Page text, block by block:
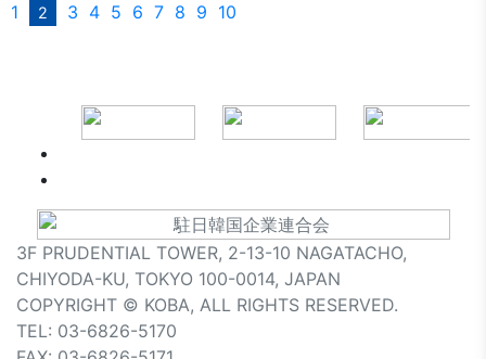
1 2 3 4 5 6 7 8 9 10
3F PRUDENTIAL TOWER, 2-13-10 NAGATACHO,
CHIYODA-KU, TOKYO 100-0014, JAPAN
COPYRIGHT © KOBA, ALL RIGHTS RESERVED.
TEL: 03-6826-5170